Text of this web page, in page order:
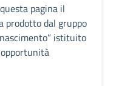
pagina il
prodotto dal gruppo
istituito